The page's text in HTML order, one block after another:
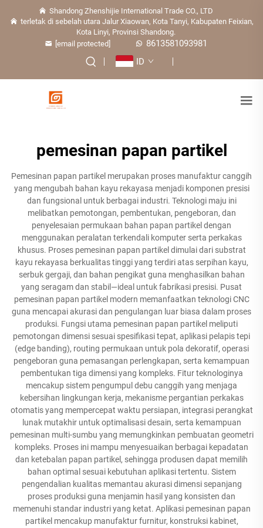
Shandong Zhenshijie International Trade CO., LTD
terletak di sebelah utara Jalur Xiaowan, Kota Tanyi, Kabupaten Feixian,
Kota Linyi, Provinsi Shandong.
[email protected]
8613581093981
ID
pemesinan papan partikel
Pemesinan papan partikel merupakan proses manufaktur canggih
yang mengubah bahan kayu rekayasa menjadi komponen presisi
dan fungsional untuk berbagai industri. Teknologi maju ini
melibatkan pemotongan, pembentukan, pengeboran, dan
penyelesaian permukaan bahan papan partikel dengan
menggunakan peralatan terkendali komputer serta perkakas
khusus. Proses pemesinan papan partikel dimulai dari substrat
kayu rekayasa berkualitas tinggi yang terdiri atas serpihan kayu,
serbuk gergaji, dan bahan pengikat guna menghasilkan bahan
yang seragam dan stabil—ideal untuk fabrikasi presisi. Pusat
pemesinan papan partikel modern memanfaatkan teknologi CNC
guna mencapai akurasi dan pengulangan luar biasa dalam proses
produksi. Fungsi utama pemesinan papan partikel meliputi
pemotongan dimensi sesuai spesifikasi tepat, aplikasi pelapis tepi
(edge banding), routing permukaan untuk pola dekoratif, operasi
pengeboran guna pemasangan perlengkapan, serta kemampuan
pembentukan tiga dimensi yang kompleks. Fitur teknologinya
mencakup sistem pengumpul debu canggih yang menjaga
kebersihan lingkungan kerja, mekanisme pergantian perkakas
otomatis yang mempercepat waktu persiapan, integrasi perangkat
lunak mutakhir untuk optimalisasi desain, serta kemampuan
pemesinan multi-sumbu yang memungkinkan pembuatan geometri
kompleks. Proses ini mampu menyesuaikan berbagai kepadatan
dan ketebalan papan partikel, sehingga produsen dapat memilih
bahan optimal sesuai kebutuhan aplikasi tertentu. Sistem
pengendalian kualitas memantau akurasi dimensi sepanjang
proses produksi guna menjamin hasil yang konsisten dan
memenuhi standar industri yang ketat. Aplikasi pemesinan papan
partikel mencakup manufaktur furnitur, konstruksi kabinet,